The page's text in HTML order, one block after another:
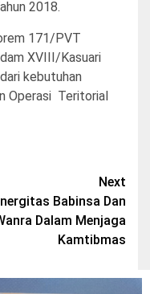
2018.
171/PVT
XVIII/Kasuari
kebutuhan
Operasi Teritorial
Next
Babinsa Dan
Dalam Menjaga
Kamtibmas